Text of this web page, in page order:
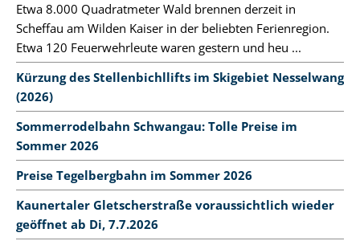
Etwa 8.000 Quadratmeter Wald brennen derzeit in
Scheffau am Wilden Kaiser in der beliebten Ferienregion.
Etwa 120 Feuerwehrleute waren gestern und heu ...
Kürzung des Stellenbichllifts im Skigebiet Nesselwang
(2026)
Sommerrodelbahn Schwangau: Tolle Preise im
Sommer 2026
Preise Tegelbergbahn im Sommer 2026
Kaunertaler Gletscherstraße voraussichtlich wieder
geöffnet ab Di, 7.7.2026